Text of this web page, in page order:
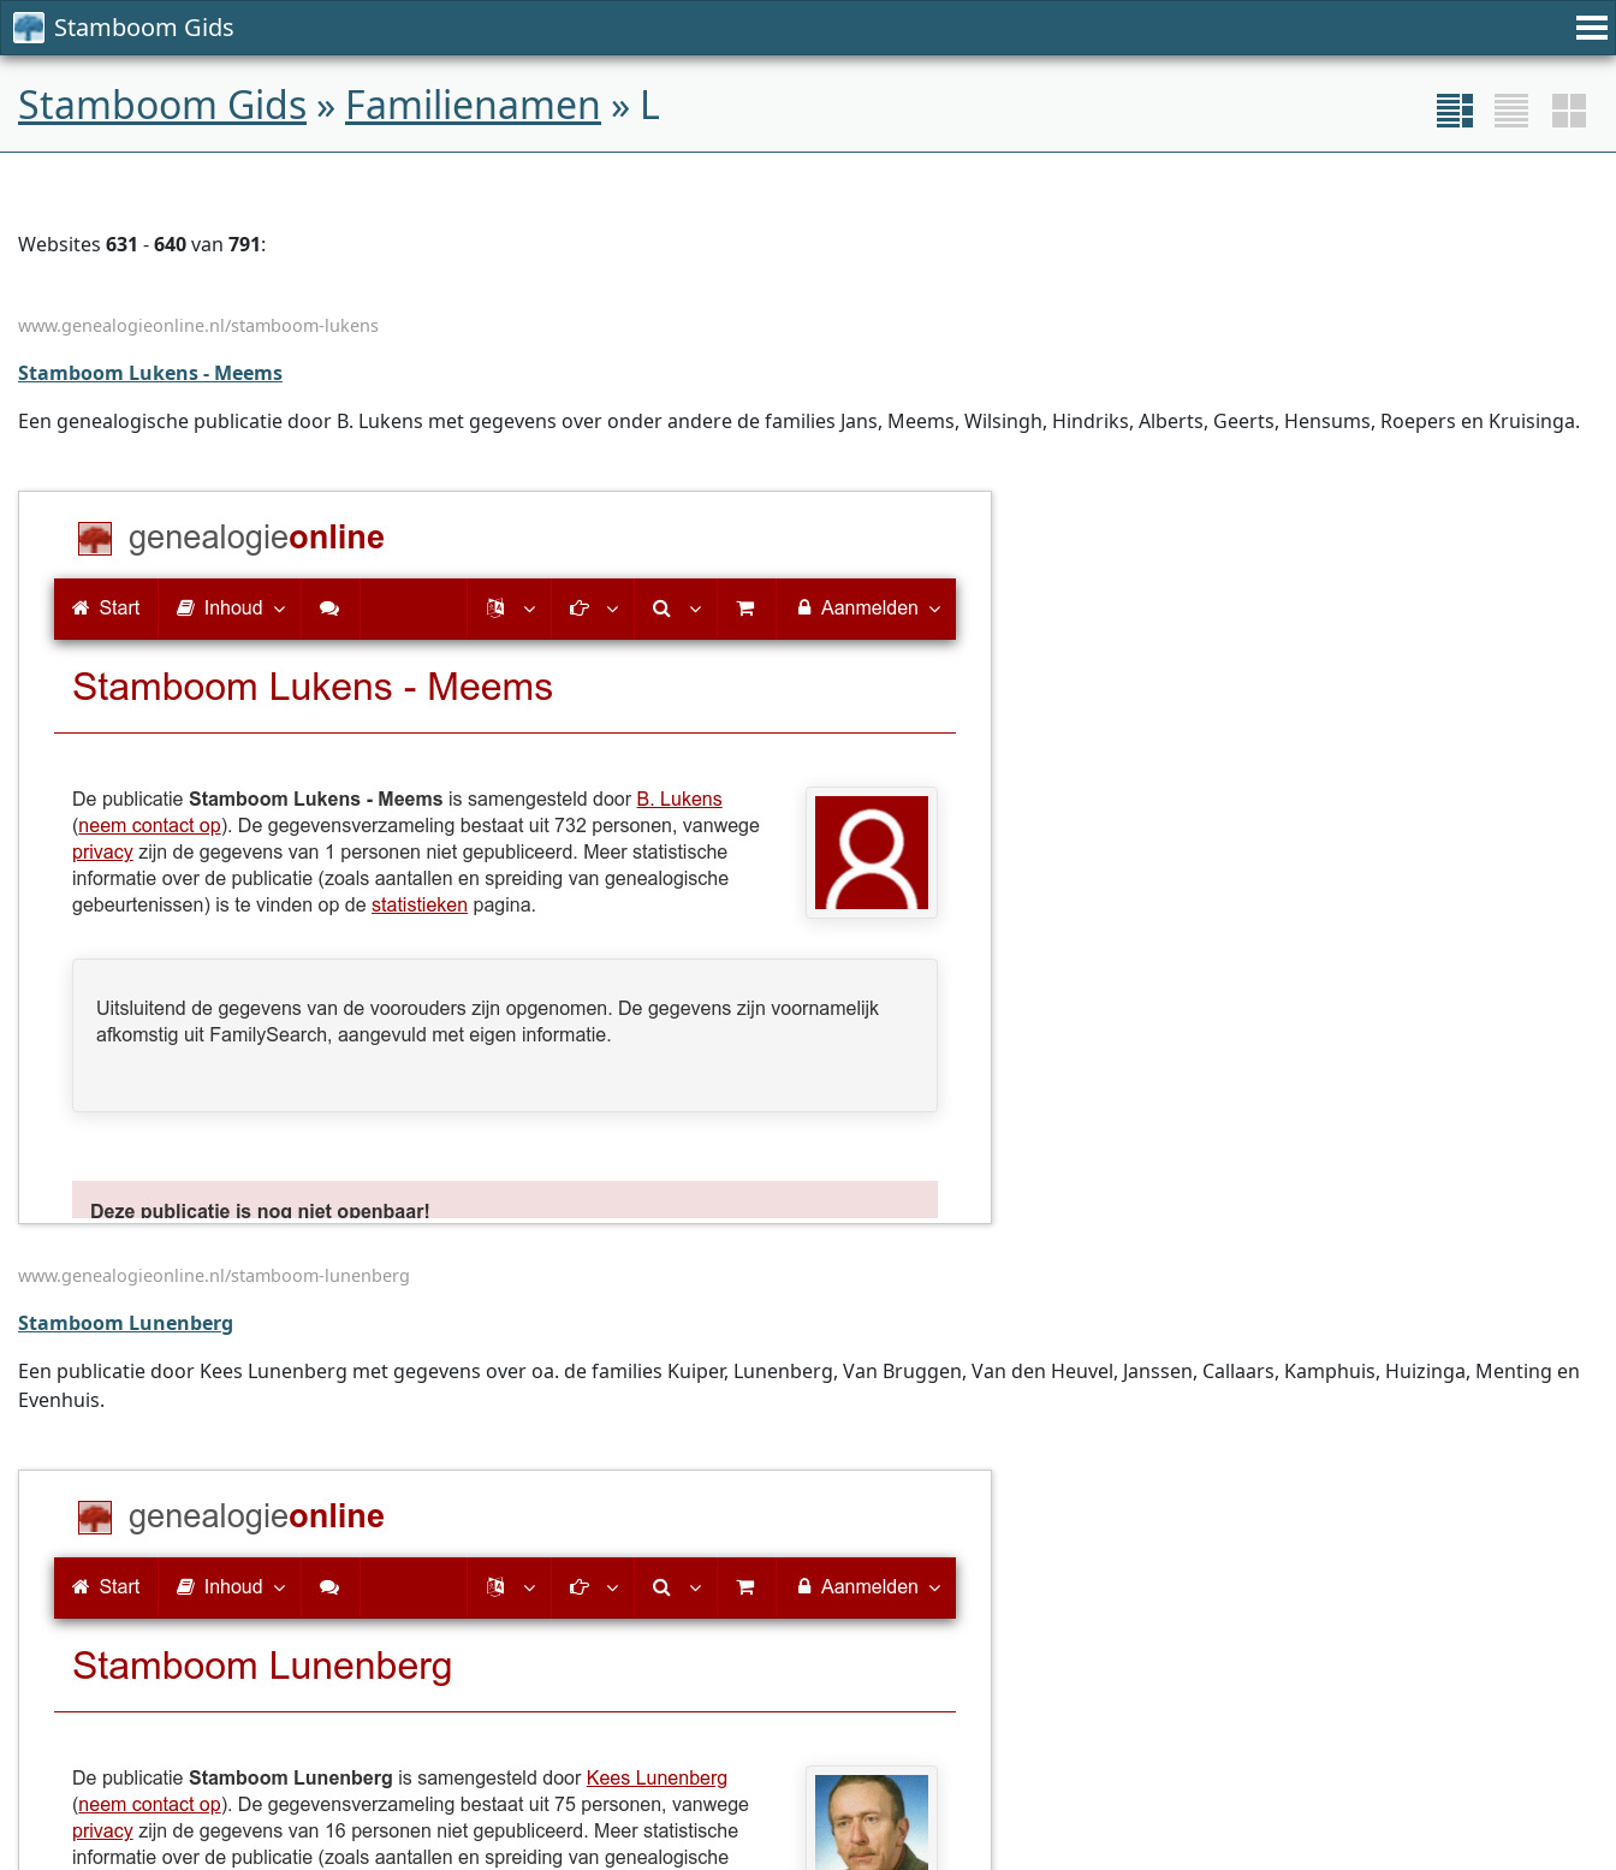
Stamboom Gids
Stamboom Gids » Familienamen » L
Websites 631 -640van 791:
www.genealogieonline.nl/stamboom-lukens
Stamboom Lukens - Meems
Een genealogische publicatie door B. Lukens met gegevens over onder andere de families Jans, Meems, Wilsingh, Hindriks, Alberts, Geerts, Hensums, Roepers en Kruisinga.
www.genealogieonline.nl/stamboom-lunenberg
Stamboom Lunenberg
Een publicatie door Kees Lunenberg met gegevens over oa. de families Kuiper, Lunenberg, Van Bruggen, Van den Heuvel, Janssen, Callaars, Kamphuis, Huizinga, Menting en
Evenhuis.